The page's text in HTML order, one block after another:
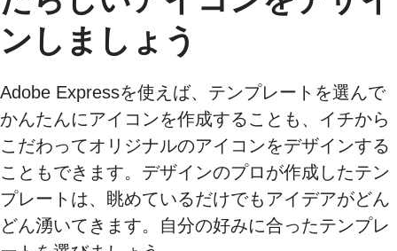
ンしましょう
Adobe Expressを使えば、テンプレートを選んで
かんたんにアイコンを作成することも、イチから
こだわってオリジナルのアイコンをデザインする
こともできます。デザインのプロが作成したテン
プレートは、眺めているだけでもアイデアがどん
どん湧いてきます。自分の好みに合ったテンプレ